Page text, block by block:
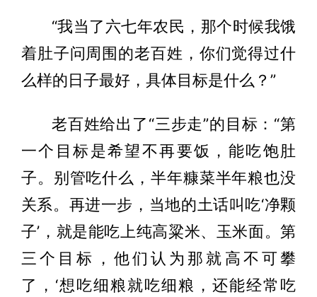
“我当了六七年农民，那个时候我饿
着肚子问周围的老百姓，你们觉得过什
么样的日子最好，具体目标是什么？”
老百姓给出了“三步走”的目标：“第
一个目标是希望不再要饭，能吃饱肚
子。别管吃什么，半年糠菜半年粮也没
关系。再进一步，当地的土话叫吃‘净颗
子’，就是能吃上纯高粱米、玉米面。第
三个目标，他们认为那就高不可攀
了，‘想吃细粮就吃细粮，还能经常吃